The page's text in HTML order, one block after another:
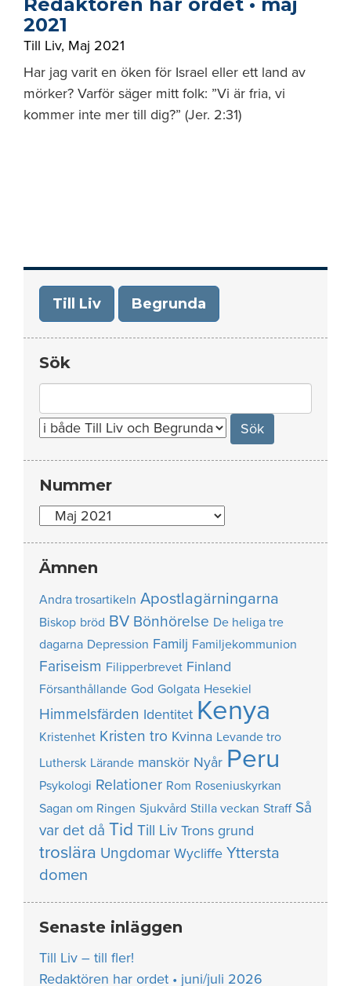
2021
Till Liv, Maj 2021
Har jag varit en öken för Israel eller ett land av
mörker? Varför säger mitt folk: ”Vi är fria, vi
kommer inte mer till dig?” (Jer. 2:31)
Till Liv Begrunda
Sök
for:
Nummer
Nummer
Ämnen
Andra trosartikeln Apostlagärningarna
Biskop bröd BV Bönhörelse De heliga tre
dagarna Depression Familj Familjekommunion
Fariseism Filipperbrevet Finland
Försanthållande God Golgata Hesekiel
Himmelsfärden Identitet Kenya
Kristenhet Kristen tro Kvinna Levande tro
Luthersk Lärande manskör Nyår Peru
Psykologi Relationer Rom Roseniuskyrkan
Sagan om Ringen Sjukvård Stilla veckan Straff Så
var det då Tid Till Liv Trons grund
troslära Ungdomar Wycliffe Yttersta
domen
Senaste inläggen
Till Liv – till fler!
Redaktören har ordet • juni/juli 2026